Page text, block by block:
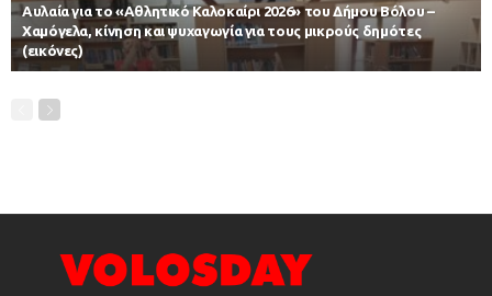
Αυλαία για το «Αθλητικό Καλοκαίρι 2026» του Δήμου Βόλου –
Χαμόγελα, κίνηση και ψυχαγωγία για τους μικρούς δημότες
(εικόνες)